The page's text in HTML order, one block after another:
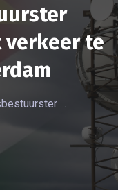
verkeer te
...